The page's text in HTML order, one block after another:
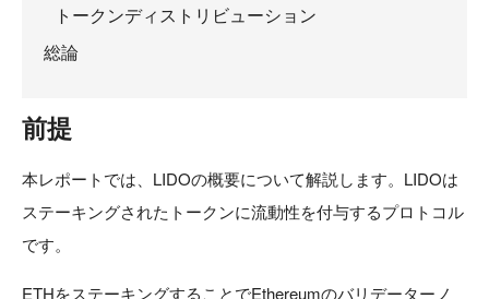
トークンディストリビューション
総論
前提
本レポートでは、LIDOの概要について解説します。LIDOは
ステーキングされたトークンに流動性を付与するプロトコル
です。
ETHをステーキングすることでEthereumのバリデーターノ